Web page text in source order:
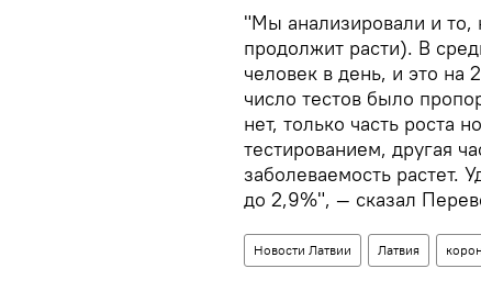
"Мы анализировали и то,
продолжит расти). В
человек в день, и это
число тестов было
нет, только часть роста
тестированием, другая
заболеваемость растет.
до 2,9%", — сказал
Новости Латвии Латвия